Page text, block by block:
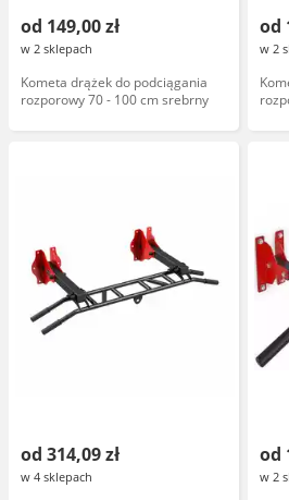
od 149,00 zł
w 2 sklepach
Kometa drążek do podciągania
rozporowy 70 - 100 cm srebrny
od
w 2
od 314,09 zł
w 4 sklepach
od
w 2